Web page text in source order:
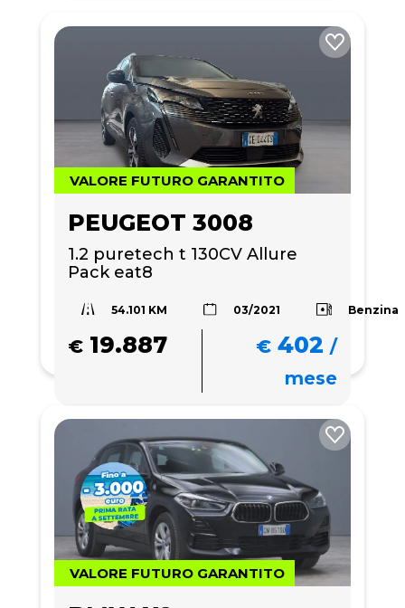
VALORE FUTURO GARANTITO
PEUGEOT 3008
1.2 puretech t 130CV Allure
Pack eat8
54.101 KM 03/2021 Benzina
€ 19.887 € 402 /
mese
VALORE FUTURO GARANTITO